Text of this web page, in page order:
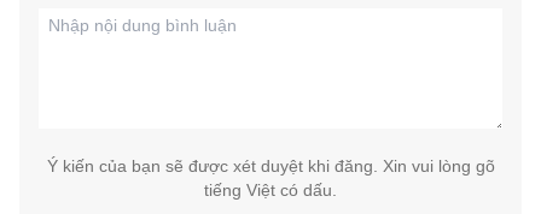
Ý kiến của bạn sẽ được xét duyệt khi đăng. Xin vui lòng gõ
tiếng Việt có dấu.